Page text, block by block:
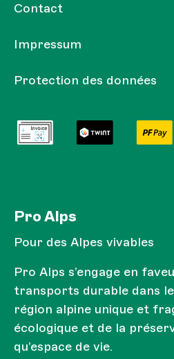
Contact
Impressum
Protection des données
Pro Alps
Pour des Alpes vivables
Pro Alps s’engage en
transports durable dans
région alpine unique et
écologique et de la
qu’espace de vie.